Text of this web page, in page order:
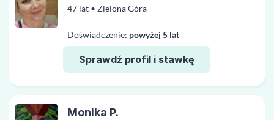
47 lat • Zielona Góra
Doświadczenie: powyżej 5 lat
Sprawdź profil i stawkę
Monika P.